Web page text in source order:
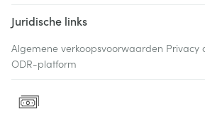
Juridische links
Algemene verkoopsvoorwaarden Privacy
ODR-platform